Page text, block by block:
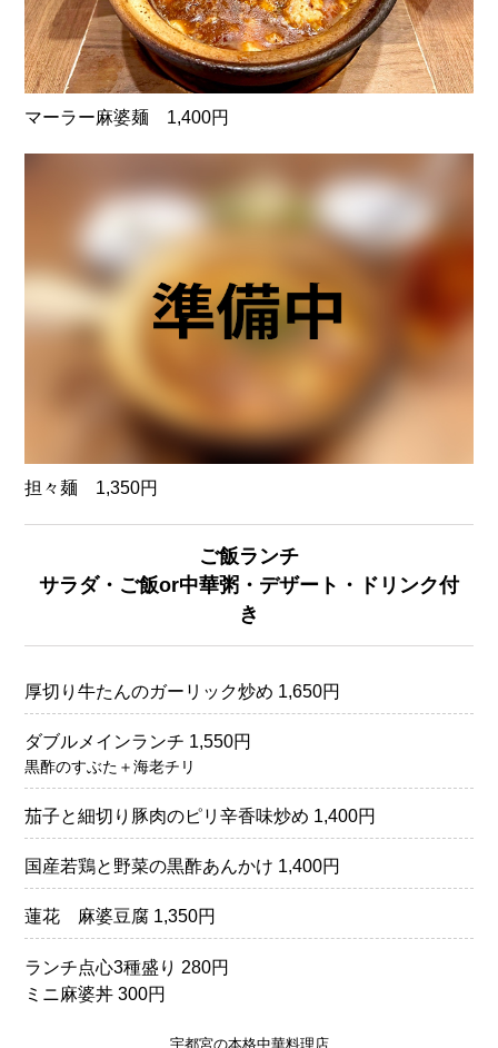
マーラー麻婆麺 1,400円
担々麺 1,350円
ご飯ランチ
サラダ・ご飯or中華粥・デザート・ドリンク付
き
厚切り牛たんのガーリック炒め 1,650円
ダブルメインランチ 1,550円
黒酢のすぶた＋海老チリ
茄子と細切り豚肉のピリ辛香味炒め 1,400円
国産若鶏と野菜の黒酢あんかけ 1,400円
蓮花 麻婆豆腐 1,350円
ランチ点心3種盛り 280円
ミニ麻婆丼 300円
宇都宮の本格中華料理店